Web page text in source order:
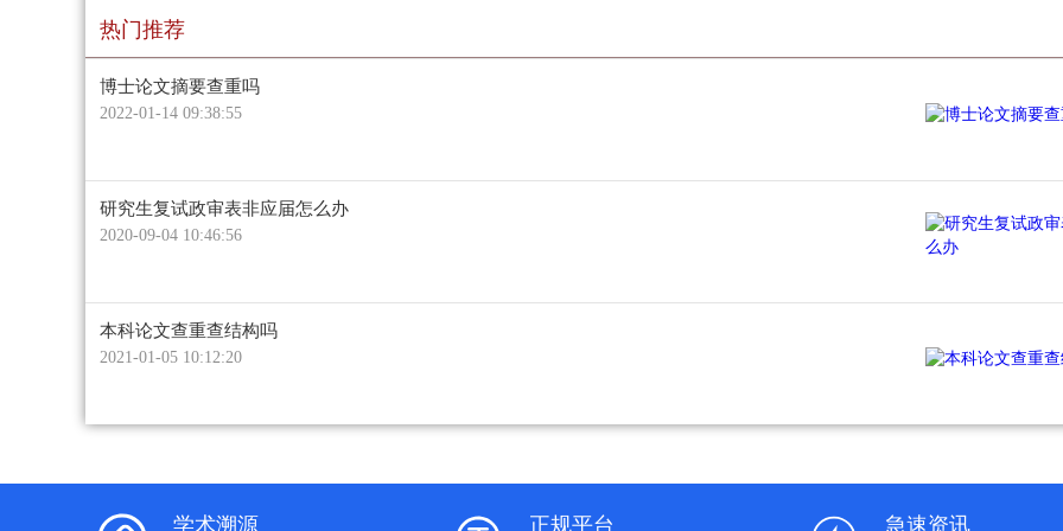
热门推荐
博士论文摘要查重吗
2022-01-14 09:38:55
研究生复试政审表非应届怎么办
2020-09-04 10:46:56
本科论文查重查结构吗
2021-01-05 10:12:20
学术溯源 正规平台 急速资讯